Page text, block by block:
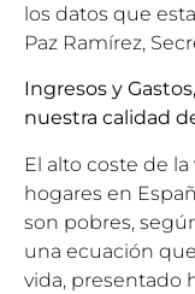
los datos que
Paz Ramírez,
Ingresos y
nuestra calidad
El alto coste de
hogares en
son pobres,
una ecuación
vida, presentado